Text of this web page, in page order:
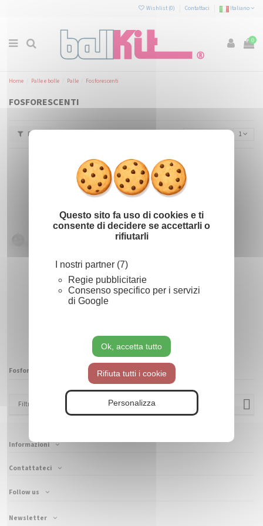
Questo sito fa uso di cookies e ti
consente di decidere se accettarli o
rifiutarli
I nostri partner (7)
Regie pubblicitarie
Consenso specifico per i servizi
di Google
Ok, accetta tutto
Rifiuta tutti i cookie
Personalizza
Wishlist (0) Contattaci Italiano
0
Home Palle e bolle Palle Fosforescenti
FOSFORESCENTI
Filtro 1
Fosforescenti
Filtrer
Informazioni
Contattateci
Follow us
Newsletter